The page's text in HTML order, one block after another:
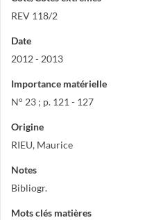
REV 118/2
Date
2012 - 2013
Importance matérielle
N° 23 ; p. 121 - 127
Origine
RIEU, Maurice
Notes
Bibliogr.
Mots clés matières